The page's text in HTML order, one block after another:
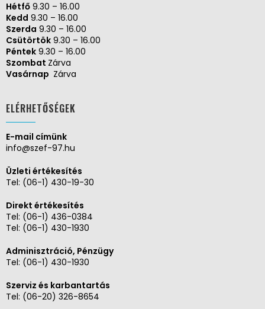
Hétfő 9.30 – 16.00
Kedd 9.30 – 16.00
Szerda 9.30 – 16.00
Csütörtök 9.30 – 16.00
Péntek 9.30 – 16.00
Szombat Zárva
Vasárnap Zárva
ELÉRHETŐSÉGEK
E-mail címünk
info@szef-97.hu
Üzleti értékesítés
Tel: (06-1) 430-19-30
Direkt értékesítés
Tel: (06-1) 436-0384
Tel: (06-1) 430-1930
Adminisztráció, Pénzügy
Tel: (06-1) 430-1930
Szerviz és karbantartás
Tel: (06-20) 326-8654